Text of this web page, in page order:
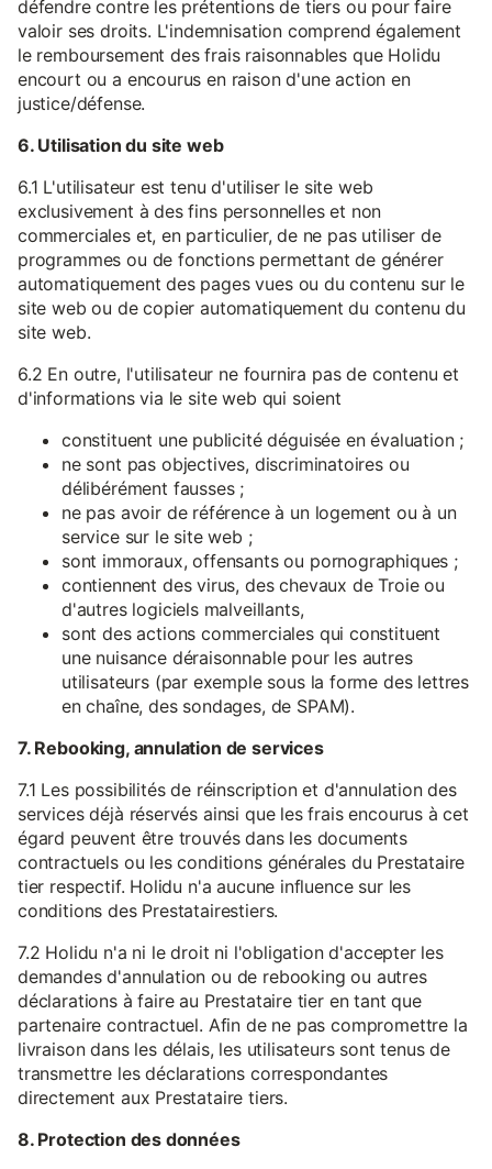
défendre contre les prétentions de tiers ou pour faire
valoir ses droits. L'indemnisation comprend également
le remboursement des frais raisonnables que Holidu
encourt ou a encourus en raison d'une action en
justice/défense.
6. Utilisation du site web
6.1 L'utilisateur est tenu d'utiliser le site web
exclusivement à des fins personnelles et non
commerciales et, en particulier, de ne pas utiliser de
programmes ou de fonctions permettant de générer
automatiquement des pages vues ou du contenu sur le
site web ou de copier automatiquement du contenu du
site web.
6.2 En outre, l'utilisateur ne fournira pas de contenu et
d'informations via le site web qui soient
constituent une publicité déguisée en évaluation ;
ne sont pas objectives, discriminatoires ou
délibérément fausses ;
ne pas avoir de référence à un logement ou à un
service sur le site web ;
sont immoraux, offensants ou pornographiques ;
contiennent des virus, des chevaux de Troie ou
d'autres logiciels malveillants,
sont des actions commerciales qui constituent
une nuisance déraisonnable pour les autres
utilisateurs (par exemple sous la forme des lettres
en chaîne, des sondages, de SPAM).
7. Rebooking, annulation de services
7.1 Les possibilités de réinscription et d'annulation des
services déjà réservés ainsi que les frais encourus à cet
égard peuvent être trouvés dans les documents
contractuels ou les conditions générales du Prestataire
tier respectif. Holidu n'a aucune influence sur les
conditions des Prestatairestiers.
7.2 Holidu n'a ni le droit ni l'obligation d'accepter les
demandes d'annulation ou de rebooking ou autres
déclarations à faire au Prestataire tier en tant que
partenaire contractuel. Afin de ne pas compromettre la
livraison dans les délais, les utilisateurs sont tenus de
transmettre les déclarations correspondantes
directement aux Prestataire tiers.
8. Protection des données